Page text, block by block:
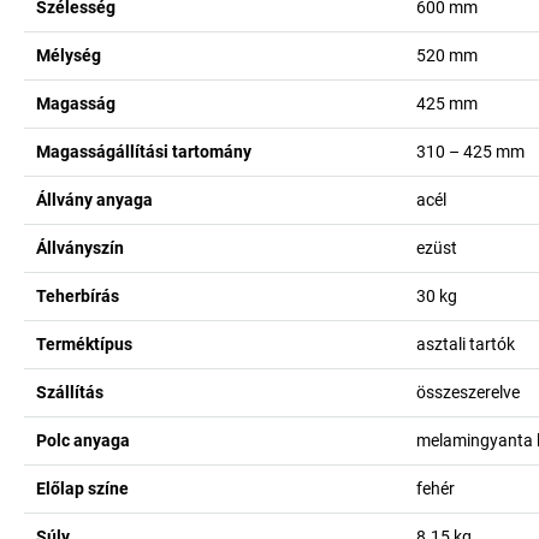
Szélesség 600 mm
Mélység 520 mm
Magasság 425 mm
Magasságállítási tartomány 310 – 425 mm
Állvány anyaga acél
Állványszín ezüst
Teherbírás 30 kg
Terméktípus asztali tartók
Szállítás összeszerelve
Polc anyaga melamingyanta
Előlap színe fehér